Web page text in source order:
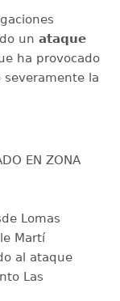
un ataque
ha provocado
severamente la
EN ZONA
Lomas
Martí
al ataque
Las